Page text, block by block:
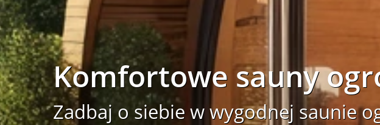
Komfortowe sauny
Zadbaj o siebie w wygodnej saunie